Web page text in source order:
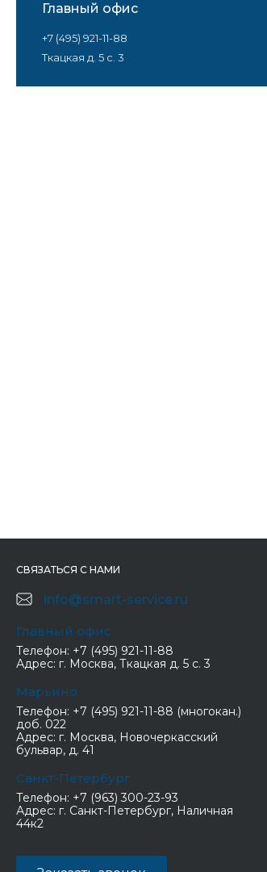
Главный офис
+7 (495) 921-11-88
Ткацкая д. 5 с. 3
СВЯЗАТЬСЯ С НАМИ
info@smart-service.ru
Главный офис
Телефон: +7 (495) 921-11-88
Адрес: г. Москва, Ткацкая д. 5 с. 3
Марьино
Телефон: +7 (495) 921-11-88 (многокан.)
доб. 022
Адрес: г. Москва, Новочеркасский
бульвар, д. 41
Санкт-Петербург
Телефон: +7 (963) 300-23-93
Адрес: г. Санкт-Петербург, Наличная
44к2